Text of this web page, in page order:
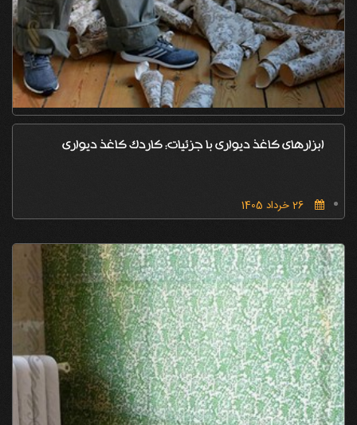
ابزارهای کاغذ دیواری با جزئیات: کاردک کاغذ دیواری